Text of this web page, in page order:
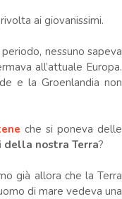
ai giovanissimi.
nessuno sapeva
all’attuale Europa.
e la Groenlandia non
che si poneva delle
della nostra Terra?
già allora che la Terra
di mare vedeva una